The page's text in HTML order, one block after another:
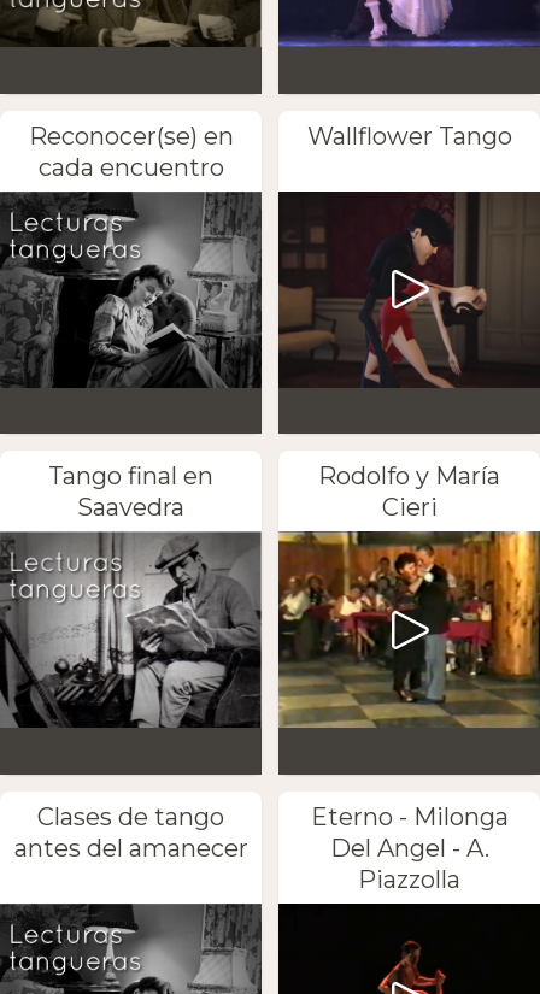
Reconocer(se) en
cada encuentro
Wallflower Tango
Tango final en
Saavedra
Rodolfo y María
Cieri
Clases de tango
antes del amanecer
Eterno - Milonga
Del Angel - A.
Piazzolla